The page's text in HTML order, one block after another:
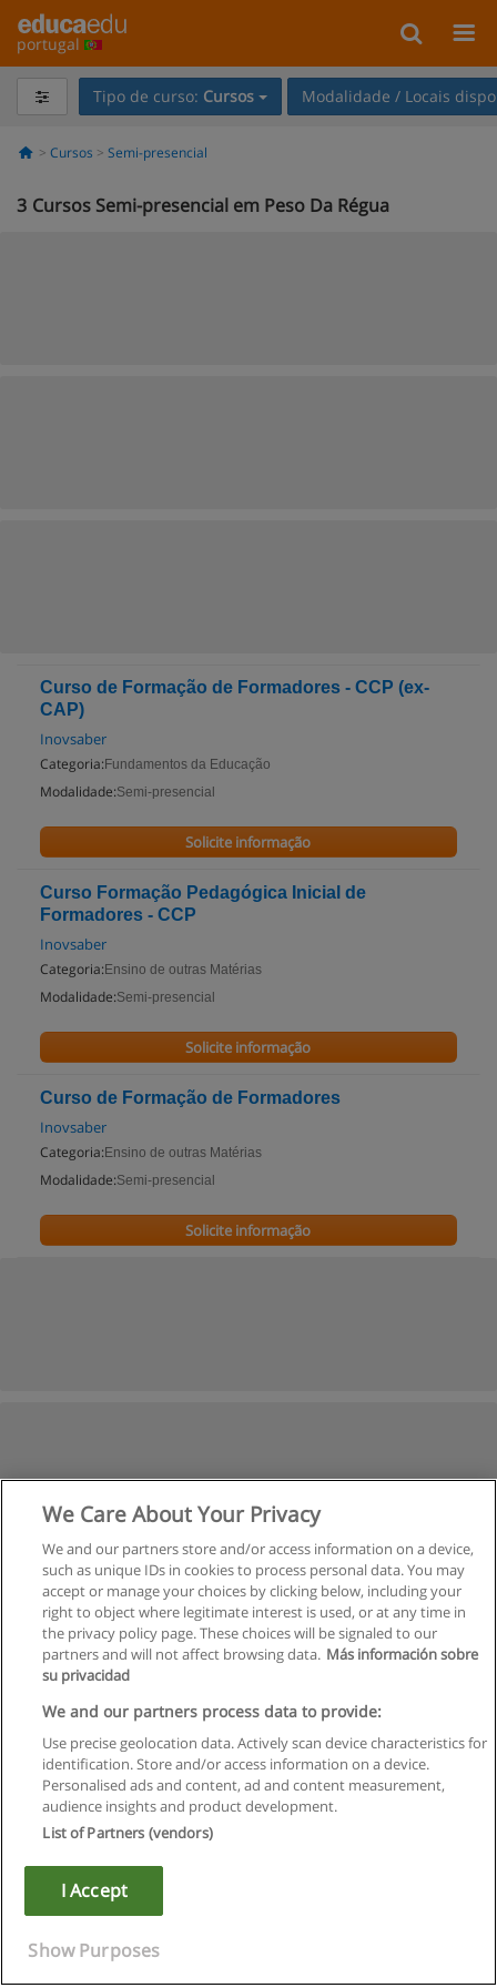
portugal
Tipo de curso: Cursos Modalidade / Locais
Cursos Semi-presencial
3 Cursos Semi-presencial em Peso Da Régua
Curso de Formação de Formadores - CCP (ex-
CAP)
Inovsaber
Categoria: Fundamentos da Educação
Modalidade:Semi-presencial
Solicite informação
Curso Formação Pedagógica Inicial de
Formadores - CCP
Inovsaber
Categoria: Ensino de outras Matérias
Modalidade:Semi-presencial
Solicite informação
Curso de Formação de Formadores
Inovsaber
Categoria: Ensino de outras Matérias
Modalidade:Semi-presencial
Solicite informação
Regras de uso
Privacidade de dados
Copyright © Educaedu Business S.L. - CIF : B-95610580: -
We Care About Your Privacy
We and our partners store and/or access information on a device,
such as unique IDs in cookies to process personal data. You may
accept or manage your choices by clicking below, including your
right to object where legitimate interest is used, or at any time in
the privacy policy page. These choices will be signaled to our
partners and will not affect browsing data. Más información sobre
su privacidad
We and our partners process data to provide:
Use precise geolocation data. Actively scan device characteristics for
identification. Store and/or access information on a device.
Personalised ads and content, ad and content measurement,
audience insights and product development.
List of Partners (vendors)
I Accept
Show Purposes